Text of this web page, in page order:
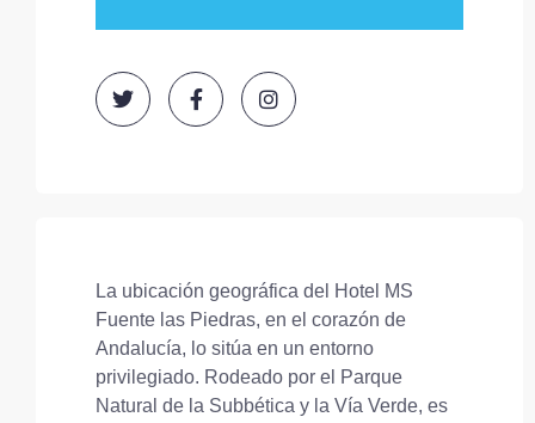
La ubicación geográfica del Hotel MS
Fuente las Piedras, en el corazón de
Andalucía, lo sitúa en un entorno
privilegiado. Rodeado por el Parque
Natural de la Subbética y la Vía Verde, es